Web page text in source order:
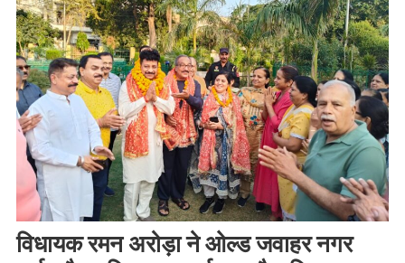
विधायक रमन अरोड़ा ने ओल्ड जवाहर नगर